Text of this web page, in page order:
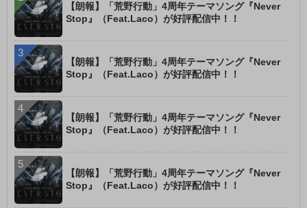
【朗報】「荒野行動」4周年テーマソング『Never
Stop』（Feat.Laco）が好評配信中！！
【朗報】「荒野行動」4周年テーマソング『Never
Stop』（Feat.Laco）が好評配信中！！
【朗報】「荒野行動」4周年テーマソング『Never
Stop』（Feat.Laco）が好評配信中！！
【朗報】「荒野行動」4周年テーマソング『Never
Stop』（Feat.Laco）が好評配信中！！